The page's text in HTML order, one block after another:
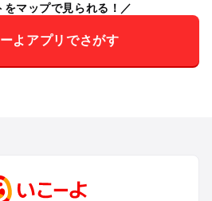
をマップで見られる！
よアプリでさがす